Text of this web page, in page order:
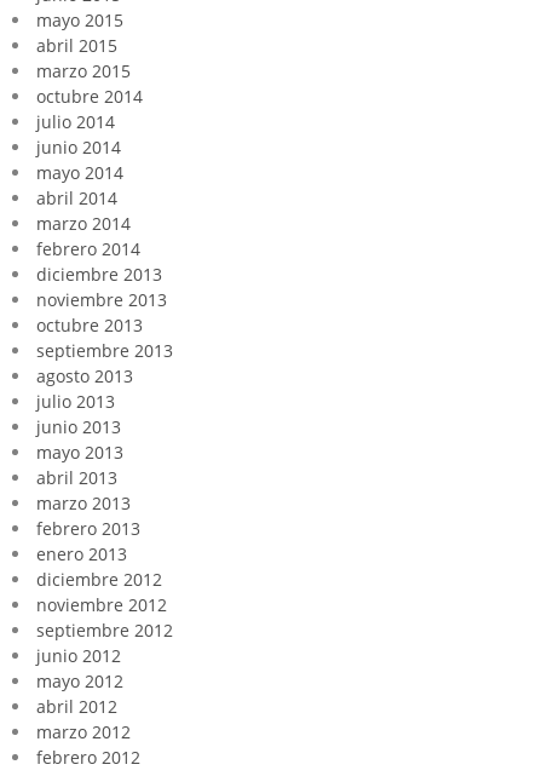
mayo 2015
abril 2015
marzo 2015
octubre 2014
julio 2014
junio 2014
mayo 2014
abril 2014
marzo 2014
febrero 2014
diciembre 2013
noviembre 2013
octubre 2013
septiembre 2013
agosto 2013
julio 2013
junio 2013
mayo 2013
abril 2013
marzo 2013
febrero 2013
enero 2013
diciembre 2012
noviembre 2012
septiembre 2012
junio 2012
mayo 2012
abril 2012
marzo 2012
febrero 2012